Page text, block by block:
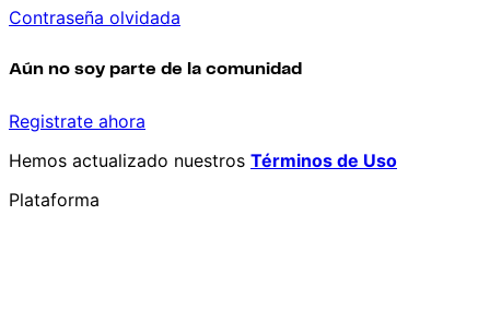
Contraseña olvidada
Aún no soy parte de la comunidad
Registrate ahora
Hemos actualizado nuestros Términos de Uso
Plataforma